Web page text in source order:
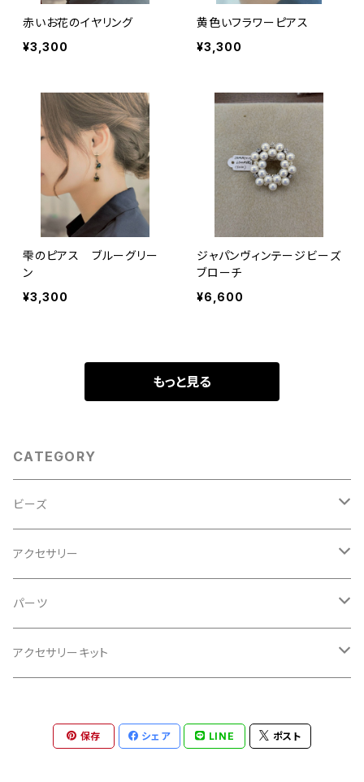
赤いお花のイヤリング
¥3,300
黄色いフラワーピアス
¥3,300
雫のピアス ブルーグリー
ン
¥3,300
ジャパンヴィンテージビーズ
ブローチ
¥6,600
もっと見る
CATEGORY
ビーズ
ヴィンテージビーズ
現代ビーズ
チェコビーズ
アクセサリー
イヤリング/ピアス
ネックレス
ブレスレット
パーツ
現代パーツ
アクセサリーキット
ブレスレット
保存 シェア LINE ポスト